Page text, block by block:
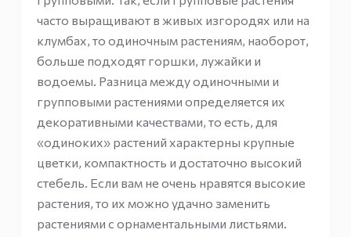
часто выращивают в живых изгородях или на
клумбах, то одиночным растениям, наоборот,
больше подходят горшки, лужайки и
водоемы. Разница между одиночными и
групповыми растениями определяется их
декоративными качествами, то есть, для
«одиноких» растений характерны крупные
цветки, компактность и достаточно высокий
стебель. Если вам не очень нравятся высокие
растения, то их можно удачно заменить
растениями с орнаментальными листьями.